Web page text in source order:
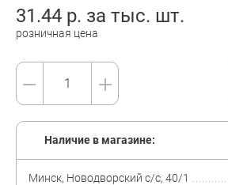
31.44 р. за тыс. шт.
розничная цена
Наличие в магазине:
Минск, Новодворский с/с, 40/1